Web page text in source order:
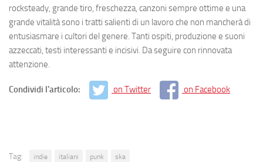
rocksteady, grande tiro, freschezza, canzoni sempre ottime e una
grande vitalità sono i tratti salienti di un lavoro che non mancherà di
entusiasmare i cultori del genere. Tanti ospiti, produzione e suoni
azzeccati, testi interessanti e incisivi. Da seguire con rinnovata
attenzione.
Condividi l'articolo: on Twitter on Facebook
Tag: indie italiani punk ska